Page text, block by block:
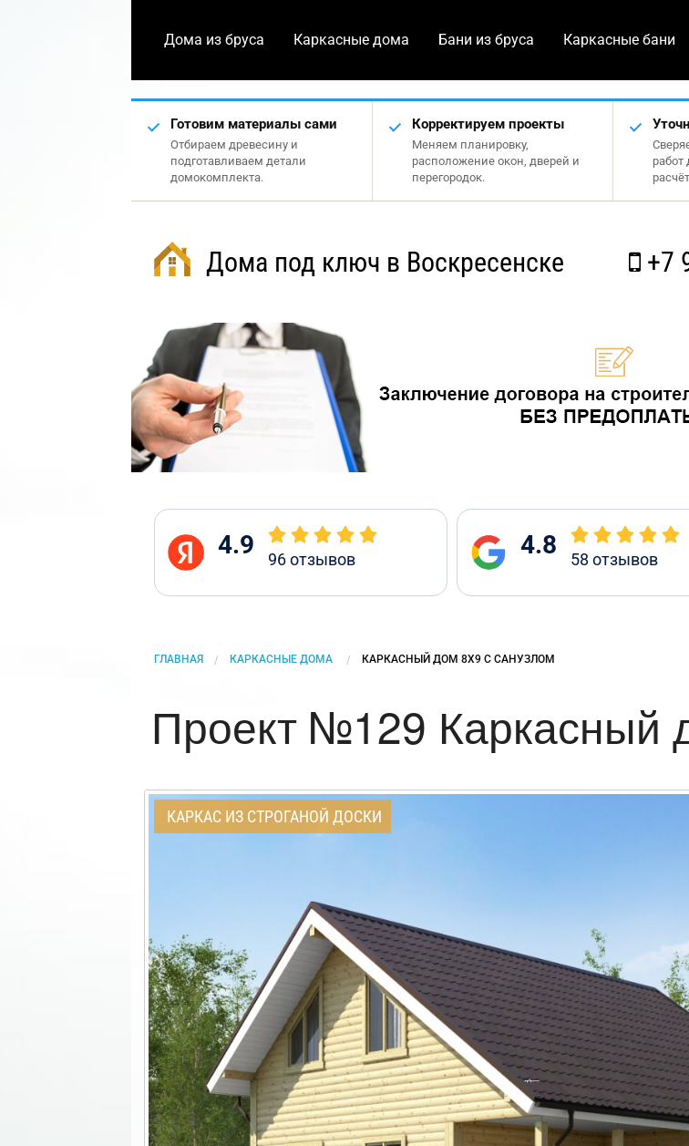
Дома из бруса Каркасные дома Бани из бруса Каркасные бани
Готовим материалы сами
Отбираем древесину и
подготавливаем детали
домокомплекта.
Корректируем проекты
Меняем планировку,
расположение окон, дверей и
перегородок.
работ
Дома под ключ в Воскресенске +7
4.9 96отзывов 4.8 58 отзывов
ГЛАВНАЯ КАРКАСНЫЕ ДОМА CURRENT:
КАРКАСНЫЙ ДОМ 8Х9 С САНУЗЛОМ
Проект №129 Каркасный
КАРКАС ИЗ СТРОГАНОЙ ДОСКИ